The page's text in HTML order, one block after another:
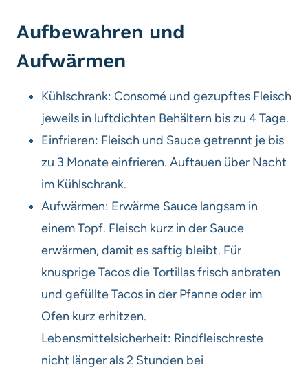
Aufbewahren und
Aufwärmen
Kühlschrank: Consomé und gezupftes Fleisch
jeweils in luftdichten Behältern bis zu 4 Tage.
Einfrieren: Fleisch und Sauce getrennt je bis
zu 3 Monate einfrieren. Auftauen über Nacht
im Kühlschrank.
Aufwärmen: Erwärme Sauce langsam in
einem Topf. Fleisch kurz in der Sauce
erwärmen, damit es saftig bleibt. Für
knusprige Tacos die Tortillas frisch anbraten
und gefüllte Tacos in der Pfanne oder im
Ofen kurz erhitzen.
Lebensmittelsicherheit: Rindfleischreste
nicht länger als 2 Stunden bei